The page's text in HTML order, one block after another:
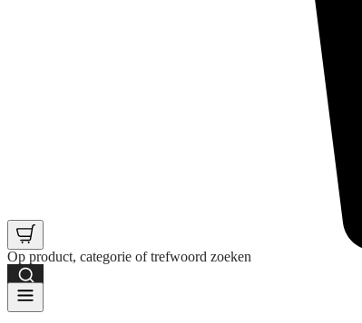
Op product, categorie of trefwoord zoeken